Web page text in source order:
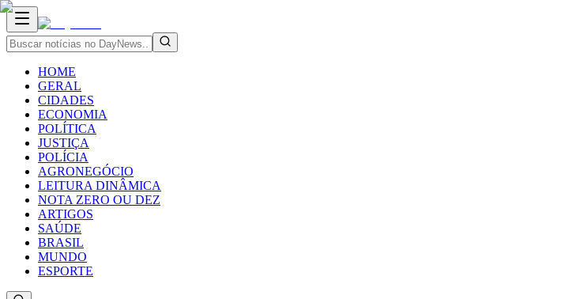
HOME
GERAL
CIDADES
ECONOMIA
POLÍTICA
JUSTIÇA
POLÍCIA
AGRONEGÓCIO
LEITURA DINÂMICA
NOTA ZERO OU DEZ
ARTIGOS
SAÚDE
BRASIL
MUNDO
ESPORTE